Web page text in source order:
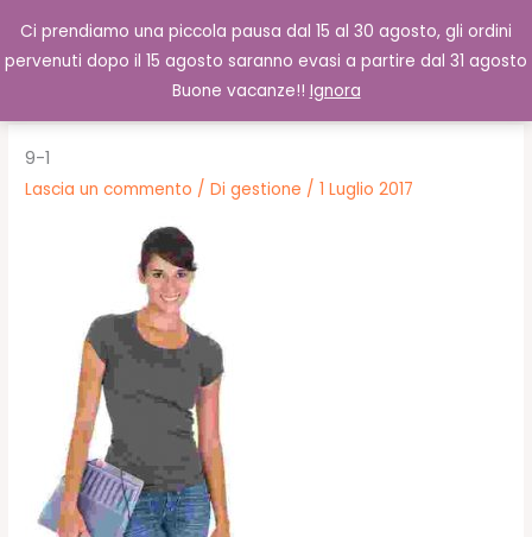
Ci prendiamo una piccola pausa dal 15 al 30 agosto, gli ordini
pervenuti dopo il 15 agosto saranno evasi a partire dal 31 agosto
Buone vacanze!! Ignora
contenuto
0,00€ Cerca
9-1
Lascia un commento / Digestione /1 Luglio 2017